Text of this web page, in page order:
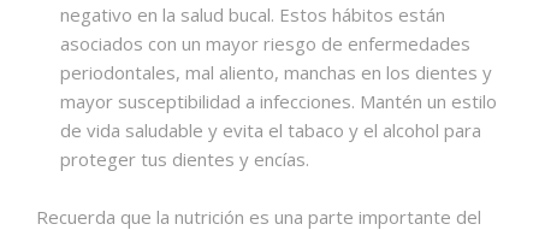
negativo en la salud bucal. Estos hábitos están
asociados con un mayor riesgo de enfermedades
periodontales, mal aliento, manchas en los dientes y
mayor susceptibilidad a infecciones. Mantén un estilo
de vida saludable y evita el tabaco y el alcohol para
proteger tus dientes y encías.
Recuerda que la nutrición es una parte importante del